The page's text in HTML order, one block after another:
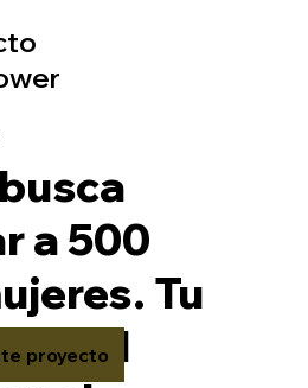
a 500
Tu
proyecto